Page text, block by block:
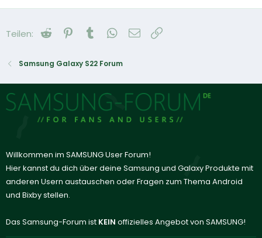
Teilen: Reddit Pinterest
Tumblr WhatsApp
E-Mail
Samsung Galaxy S22 Forum
Willkommen im SAMSUNG User Forum!
Hier kannst du dich über deine Samsung und Galaxy Produkte mit
anderen Usern austauschen oder Fragen zum Thema Android
und Bixby stellen.
Das Samsung-Forum ist KEIN offizielles Angebot von SAMSUNG!